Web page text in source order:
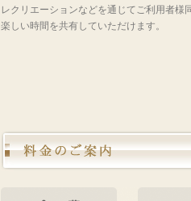
レクリエーションなどを通じてご利用者様
楽しい時間を共有していただけます。